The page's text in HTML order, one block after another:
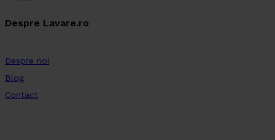
Despre Lavare.ro
Despre noi
Blog
Contact